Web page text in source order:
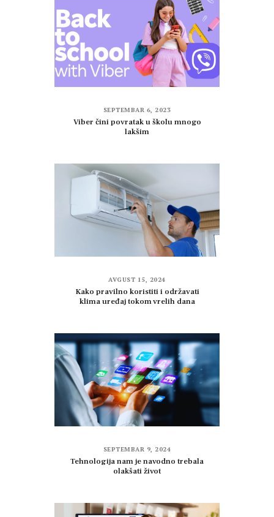
SEPTEMBAR 6, 2023
Viber čini povratak u školu mnogo
lakšim
AVGUST 15, 2024
Kako pravilno koristiti i održavati
klima uređaj tokom vrelih dana
SEPTEMBAR 9, 2024
Tehnologija nam je navodno trebala
olakšati život